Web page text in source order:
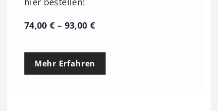
74,00€ – 93,00 €P
e
Mehr Erfahren